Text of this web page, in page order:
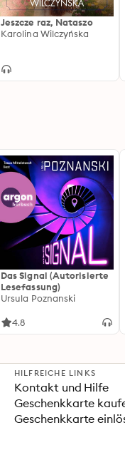
Jeszcze raz, Nataszo
Karolina Wilczyńska
Das Signal (Autorisierte
Lesefassung)
Ursula Poznanski
4.8
HILFREICHE LINKS
Kontakt und Hilfe
Geschenkkarte
Geschenkkarte